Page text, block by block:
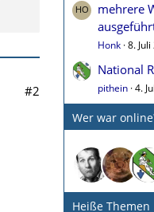
#2
mehrere
Honk 8.
National
pithein 4.
Wer war
Heiße Themen